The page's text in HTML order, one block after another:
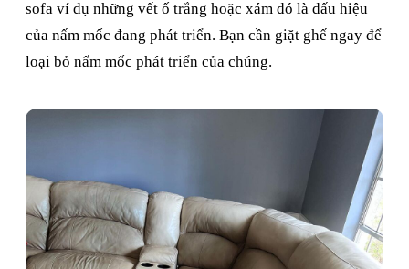
sofa ví dụ những vết ố trắng hoặc xám đó là dấu hiệu
của nấm mốc đang phát triển. Bạn cần giặt ghế ngay để
loại bỏ nấm mốc phát triển của chúng.